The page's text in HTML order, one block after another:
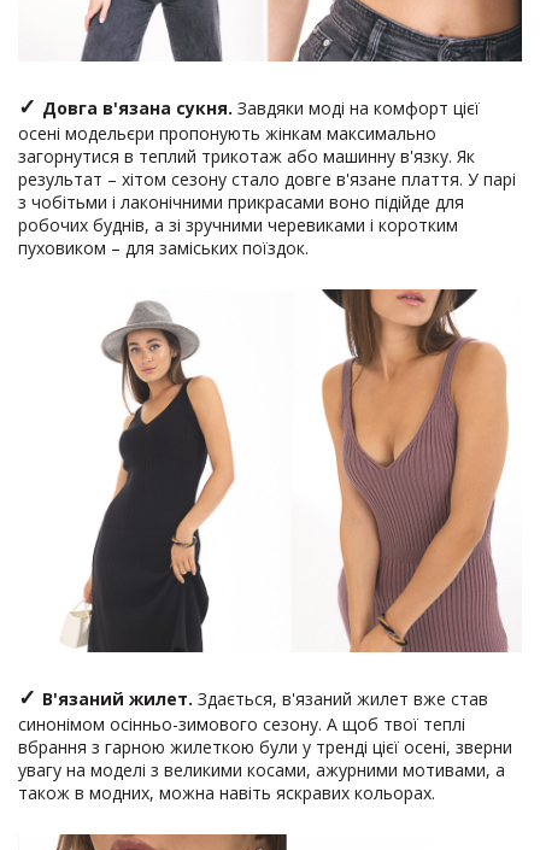
✓ Довга в'язана сукня. Завдяки моді на комфорт цієї
осені модельєри пропонують жінкам максимально
загорнутися в теплий трикотаж або машинну в'язку. Як
результат – хітом сезону стало довге в'язане плаття. У парі
з чобітьми і лаконічними прикрасами воно підійде для
робочих буднів, а зі зручними черевиками і коротким
пуховиком – для заміських поїздок.
✓ В'язаний жилет. Здається, в'язаний жилет вже став
синонімом осінньо-зимового сезону. А щоб твої теплі
вбрання з гарною жилеткою були у тренді цієї осені, зверни
увагу на моделі з великими косами, ажурними мотивами, а
також в модних, можна навіть яскравих кольорах.